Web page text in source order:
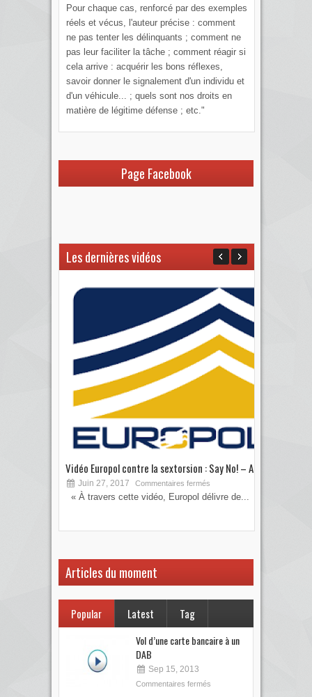
Pour chaque cas, renforcé par des exemples
réels et vécus, l'auteur précise : comment
ne pas tenter les délinquants ; comment ne
pas leur faciliter la tâche ; comment réagir si
cela arrive : acquérir les bons réflexes,
savoir donner le signalement d'un individu et
d'un véhicule... ; quels sont nos droits en
matière de légitime défense ; etc."
Page Facebook
Les dernières vidéos
Vidéo Europol contre la sextorsion : Say No! – A...
Juin 27, 2017 Commentaires fermés
« À travers cette vidéo, Europol délivre de...
Articles du moment
Popular Latest Tag
Vol d’une carte bancaire à un
DAB
Sep 15, 2013
Commentaires fermés